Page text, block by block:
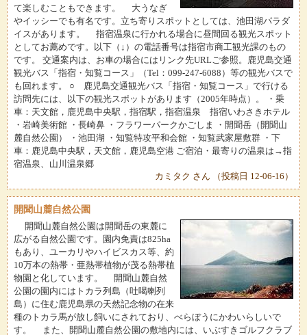
て楽しむこともできます。 大うなぎ
やイッシーでも有名です。立ち寄りスポットとしては、池田湖パラダ
イスがあります。 指宿温泉に行かれる場合に昼間回る観光スポット
としてお薦めです。以下（↓）の電話番号は指宿市商工観光課のもの
です。 交通案内は、お車の場合にはリンク先URLご参照。鹿児島交通
観光バス「指宿・知覧コース」（Tel：099-247-6088）等の観光バスで
も回れます。 ○ 鹿児島交通観光バス「指宿・知覧コース」で行ける
訪問先には、以下の観光スポットがあります（2005年時点）。 ・乗
車：天文館，鹿児島中央駅，指宿駅，指宿温泉 指宿いわさきホテル
・岩崎美術館 ・長崎鼻 ・フラワーパークかごしま ・開聞岳（開聞山
麓自然公園） ・池田湖 ・知覧特攻平和会館 ・知覧武家屋敷群 ・下
車：鹿児島中央駅，天文館，鹿児島空港 ご宿泊・最寄りの温泉は→指
宿温泉、山川温泉郷
カミタク さん （投稿日 12-06-16）
開聞山麓自然公園
開聞山麓自然公園は開聞岳の東麓に
広がる自然公園です。園内免責は825ha
もあり、ユーカリやハイビスカス等、約
10万本の熱帯・亜熱帯植物が茂る熱帯植
物園と化しています。 開聞山麓自然
公園の園内にはトカラ列島（吐喝喇列
島）に住む鹿児島県の天然記念物の在来
種のトカラ馬が放し飼いにされており、べらぼうにかわいらしいで
す。 また、開聞山麓自然公園の敷地内には、いぶすきゴルフクラブ